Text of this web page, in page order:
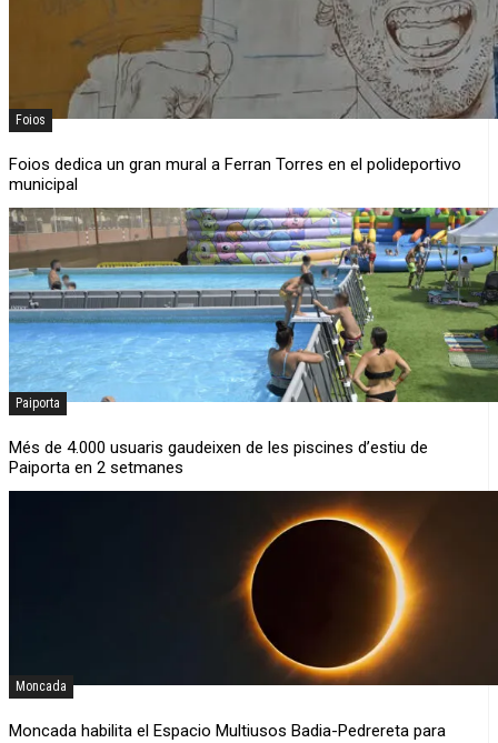
Foios
Foios dedica un gran mural a Ferran Torres en el polideportivo
municipal
Paiporta
Més de 4.000 usuaris gaudeixen de les piscines d’estiu de
Paiporta en 2 setmanes
Moncada
Moncada habilita el Espacio Multiusos Badia-Pedrereta para